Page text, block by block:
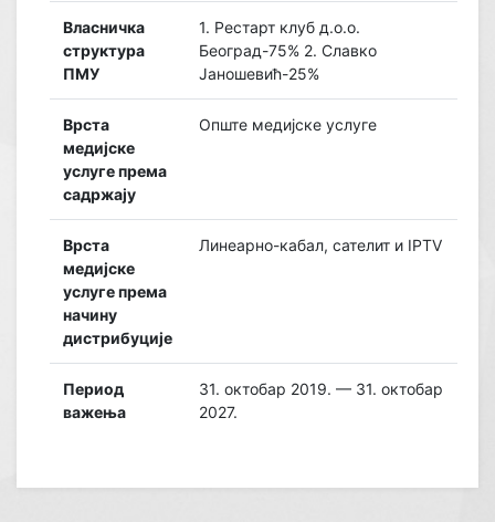
Власничка
структура
ПМУ
1. Рестарт клуб д.о.о.
Београд-75% 2. Славко
Јаношевић-25%
Врста
медијске
услуге према
садржају
Опште медијске услуге
Врста
медијске
услуге према
начину
дистрибуције
Линеарно-кабал, сателит и IPTV
Период
важења
31. октобар 2019. — 31. октобар
2027.